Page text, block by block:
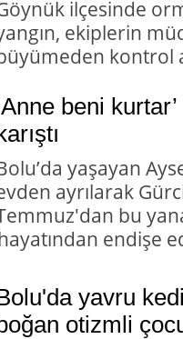
ilçesinde
ekiplerin
kontrol
beni
yaşayan
ayrılarak
bu
endişe
yavru
otizmli